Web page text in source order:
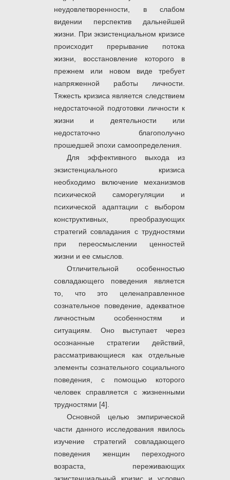
неудовлетворенности, в слабом
видении перспектив дальнейшей
жизни. При экзистенциальном кризисе
происходит прерывание потока
жизни, восстановление которого в
прежнем или новом виде требует
напряженной работы личности.
Тяжесть кризиса является следствием
недостаточной подготовки личности к
жизни и деятельности или
недостаточно благополучно
прошедшей эпохи самоопределения.
Для эффективного выхода из
экзистенциального кризиса
необходимо включение механизмов
психической саморегуляции и
психической адаптации с выбором
конструктивных, преобразующих
стратегий совладания с трудностями
при переосмыслении ценностей
жизни и ее смыслов.
Отличительной особенностью
совладающего поведения является
то, что это целенаправленное
сознательное поведение, адекватное
личностным особенностям и
ситуациям. Оно выступает через
осознанные стратегии действий,
рассматривающиеся как отдельные
элементы сознательного социального
поведения, с помощью которого
человек справляется с жизненными
трудностями [4].
Основной целью эмпирической
части данного исследования явилось
изучение стратегий совладающего
поведения женщин переходного
возраста, переживающих